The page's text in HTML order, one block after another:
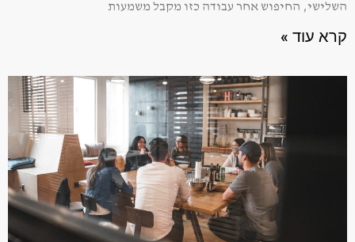
השלישי, החיפוש אחר עבודה כזו מקבל משמעות
קרא עוד »